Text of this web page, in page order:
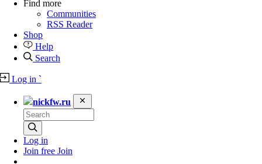
Find more
Communities
RSS Reader
Shop
Help
Search
Log in `
nickfw.ru
Log in
Join free Join